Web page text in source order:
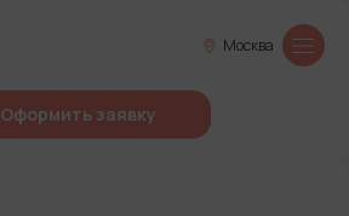
Москва
Оформить заявку